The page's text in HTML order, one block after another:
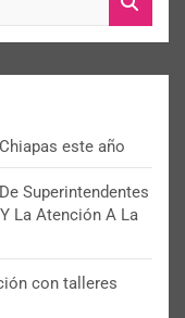
este año
Superintendentes
La Atención A La
con talleres